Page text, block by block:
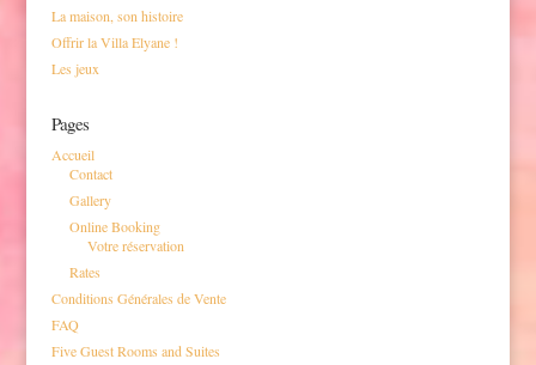
La maison, son histoire
Offrir la Villa Elyane !
Les jeux
Pages
Accueil
Contact
Gallery
Online Booking
Votre réservation
Rates
Conditions Générales de Vente
FAQ
Five Guest Rooms and Suites